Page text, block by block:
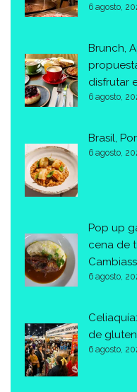
6 agosto,
Brunch,
disfrutar
6 agosto,
Brasil,
6 agosto,
Pop up
cena de
6 agosto,
de
6 agosto,